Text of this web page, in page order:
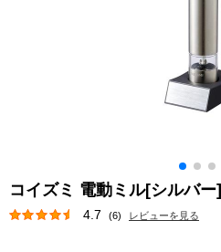
コイズミ 電動ミル[シルバ
4.7 (6) レビューを見る